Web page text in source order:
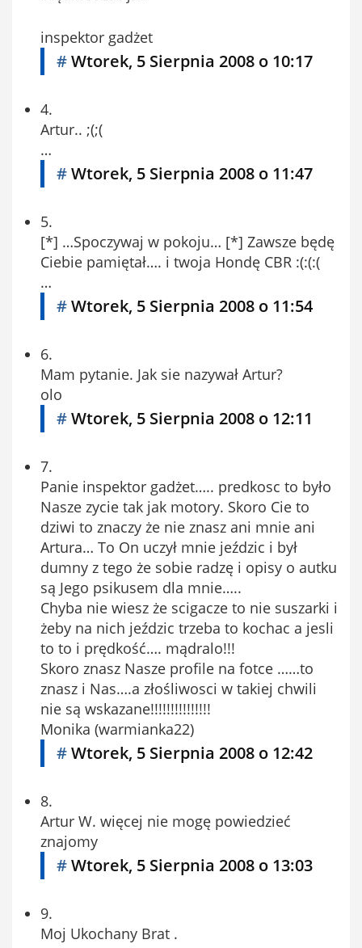
inspektor gadżet
#Wtorek, 5 Sierpnia 2008 o 10:17
4.
Artur.. ;(;(
…
#Wtorek, 5 Sierpnia 2008 o 11:47
5.
[*] …Spoczywaj w pokoju… [*] Zawsze będę
Ciebie pamiętał…. i twoja Hondę CBR :(:(:(
…
#Wtorek, 5 Sierpnia 2008 o 11:54
6.
Mam pytanie. Jak sie nazywał Artur?
olo
#Wtorek, 5 Sierpnia 2008 o 12:11
7.
Panie inspektor gadżet….. predkosc to było
Nasze zycie tak jak motory. Skoro Cie to
dziwi to znaczy że nie znasz ani mnie ani
Artura… To On uczył mnie jeździc i był
dumny z tego że sobie radzę i opisy o autku
są Jego psikusem dla mnie…..
Chyba nie wiesz że scigacze to nie suszarki i
żeby na nich jeździc trzeba to kochac a jesli
to to i prędkość…. mądralo!!!
Skoro znasz Nasze profile na fotce ……to
znasz i Nas….a złośliwosci w takiej chwili
nie są wskazane!!!!!!!!!!!!!!!
Monika (warmianka22)
#Wtorek, 5 Sierpnia 2008 o 12:42
8.
Artur W. więcej nie mogę powiedzieć
znajomy
#Wtorek, 5 Sierpnia 2008 o 13:03
9.
Moj Ukochany Brat .